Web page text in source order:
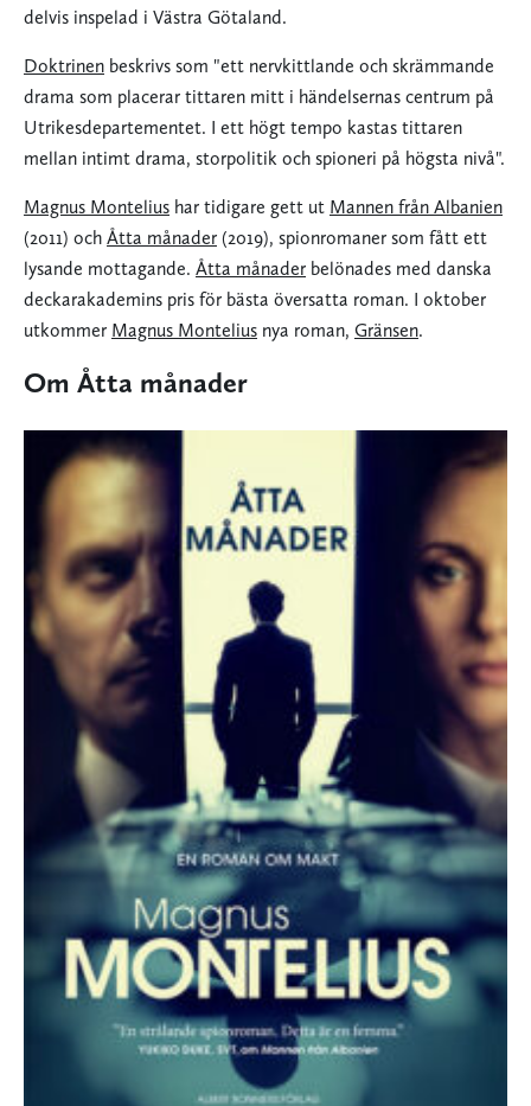
delvis inspelad i Västra Götaland.
Doktrinen beskrivs som "ett nervkittlande och skrämmande
drama som placerar tittaren mitt i händelsernas centrum på
Utrikesdepartementet. I ett högt tempo kastas tittaren
mellan intimt drama, storpolitik och spioneri på högsta nivå".
Magnus Montelius har tidigare gett ut Mannen från Albanien
(2011) och Åtta månader (2019), spionromaner som fått ett
lysande mottagande. Åtta månader belönades med danska
deckarakademins pris för bästa översatta roman. I oktober
utkommer Magnus Montelius nya roman, Gränsen.
Om Åtta månader